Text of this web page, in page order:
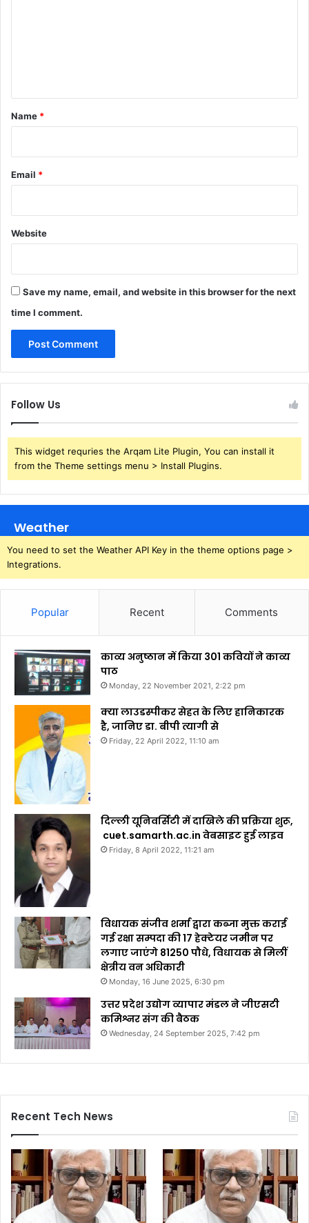
*
Name *
Email *
Website
Save my name, email, and website in this browser for the next
time I comment.
Follow Us
This widget requries the Arqam Lite Plugin, You can install it
from the Theme settings menu > Install Plugins.
Weather
You need to set the Weather API Key in the theme options page >
Integrations.
Popular Recent Comments
काव्य अनुष्ठान में किया 301 कवियों ने काव्य
पाठ
Monday, 22 November 2021, 2:22 pm
क्या लाउडस्पीकर सेहत के लिए हानिकारक
है, जानिए डा. बीपी त्यागी से
Friday, 22 April 2022, 11:10 am
दिल्ली यूनिवर्सिटी में दाखिले की प्रक्रिया शुरू,
cuet.samarth.ac.in वेबसाइट हुई लाइव
Friday, 8 April 2022, 11:21 am
विधायक संजीव शर्मा द्वारा कब्जा मुक्त कराई
गई रक्षा सम्पदा की 17 हेक्टेयर जमीन पर
लगाए जाएंगे 81250 पौधे, विधायक से मिलीं
क्षेत्रीय वन अधिकारी
Monday, 16 June 2025, 6:30 pm
उत्तर प्रदेश उद्योग व्यापार मंडल ने जीएसटी
कमिश्नर संग की बैठक
Wednesday, 24 September 2025, 7:42 pm
Recent Tech News